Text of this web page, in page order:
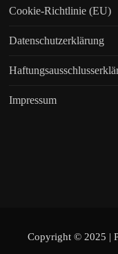
Cookie-Richtlinie (EU)
Datenschutzerklärung
Impressum
Copyright © 2025 |